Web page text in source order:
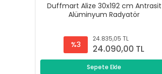
Duffmart Alize 30x192 cm Antrasit
Alüminyum Radyatör
%3
24.835,05 TL
24.090,00 TL
Sepete Ekle